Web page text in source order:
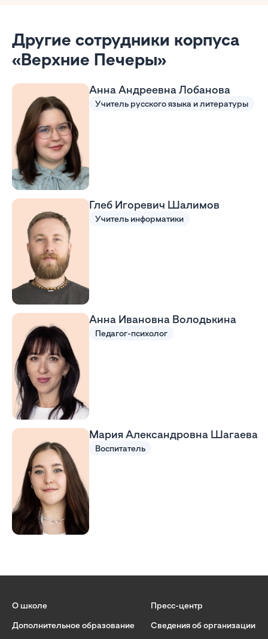
Другие сотрудники корпуса
«Верхние Печеры»
Анна Андреевна Лобанова
Учитель русского языка и литературы
Глеб Игоревич Шалимов
Учитель информатики
Анна Ивановна Володькина
Педагог-психолог
Мария Александровна Шагаева
Воспитатель
О школе
Дополнительное образование
Пресс-центр
Сведения об организации